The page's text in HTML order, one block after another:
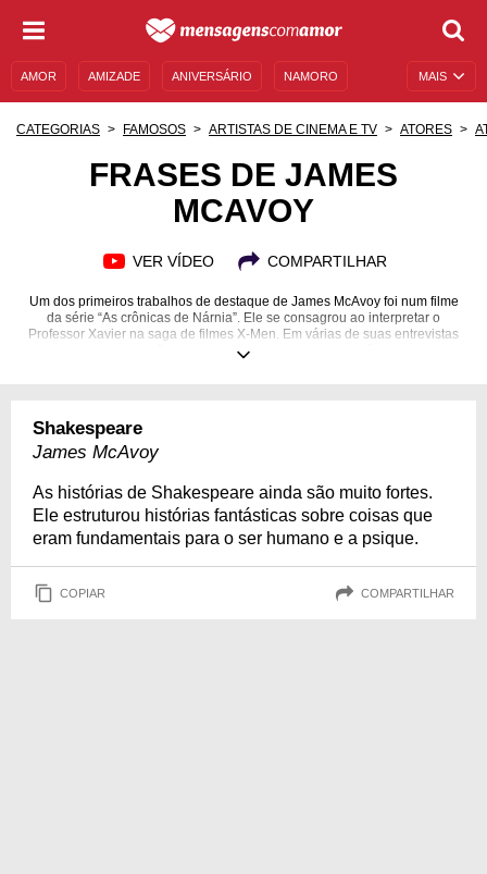
MAIS
AMOR AMIZADE ANIVERSÁRIO NAMORO
MENSAGENS DE ANIVERSÁRIO
CATEGORIAS FAMOSOS ARTISTAS DE CINEMA E TV ATORES
FRASES DE JAMES
MCAVOY
VER VÍDEO COMPARTILHAR
Um dos primeiros trabalhos de destaque de James McAvoy foi num filme
da série “As crônicas de Nárnia”. Ele se consagrou ao interpretar o
Professor Xavier na saga de filmes X-Men. Em várias de suas entrevistas
encontramos declarações inspiradoras e que trazem a visão do ator sobre
Shakespeare
James McAvoy
As histórias de Shakespeare ainda são muito fortes.
Ele estruturou histórias fantásticas sobre coisas que
eram fundamentais para o ser humano e a psique.
COPIAR COMPARTILHAR